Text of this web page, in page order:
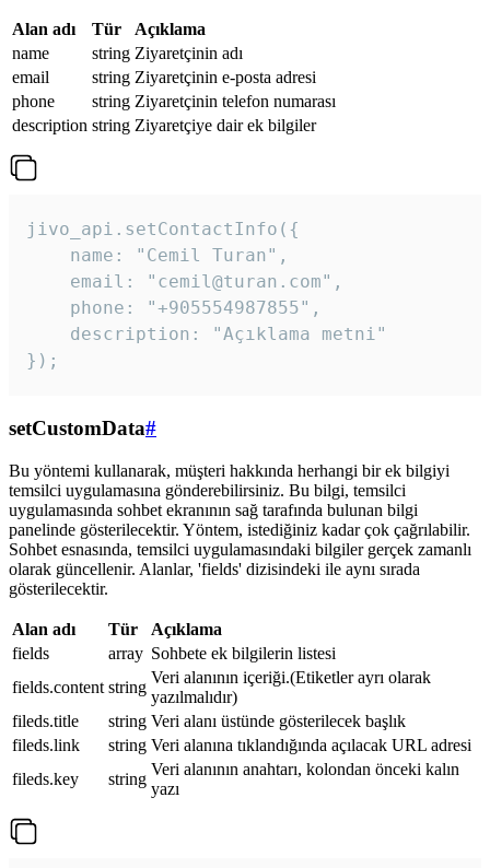
Alan adı Tür
Açıklama
name
string Ziyaretçinin adı
email
string Ziyaretçinin e-posta adresi
phone
string Ziyaretçinin telefon numarası
description string Ziyaretçiye dair ek bilgiler
jivo_api.setContactInfo({
    name: "Cemil Turan",
    email: "cemil@turan.com",
    phone: "+905554987855",
    description: "Açıklama metni"
});
setCustomData#
Bu yöntemi kullanarak, müşteri hakkında herhangi bir ek bilgiyi
temsilci uygulamasına gönderebilirsiniz. Bu bilgi, temsilci
uygulamasında sohbet ekranının sağ tarafında bulunan bilgi
panelinde gösterilecektir. Yöntem, istediğiniz kadar çok çağrılabilir.
Sohbet esnasında, temsilci uygulamasındaki bilgiler gerçek zamanlı
olarak güncellenir. Alanlar, 'fields' dizisindeki ile aynı sırada
gösterilecektir.
Alan adı Tür
Açıklama
fields
array Sohbete ek bilgilerin listesi
fields.content string
Veri alanının içeriği.(Etiketler ayrı olarak
yazılmalıdır)
fileds.title
string Veri alanı üstünde gösterilecek başlık
fileds.link
string Veri alanına tıklandığında açılacak URL adresi
fileds.key
string
Veri alanının anahtarı, kolondan önceki kalın
yazı